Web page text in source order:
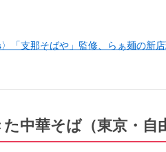
〉「支那そばや」監修、らぁ麺の新
中華そば（東京・自